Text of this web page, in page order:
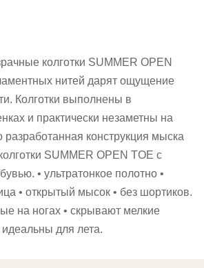
колготки SUMMER OPEN
нитей дарят ощущение
Колготки выполнены в
и практически незаметны на
разработанная конструкция мыска
SUMMER OPEN TOE с
• ультратонкое полотно •
• открытый мысок • без шортиков.
на ногах • скрывают мелкие
для лета.